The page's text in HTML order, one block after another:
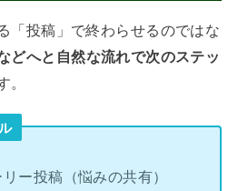
「投稿」で終わらせるのではな
どへと自然な流れで次のステッ
ー投稿（悩みの共有）